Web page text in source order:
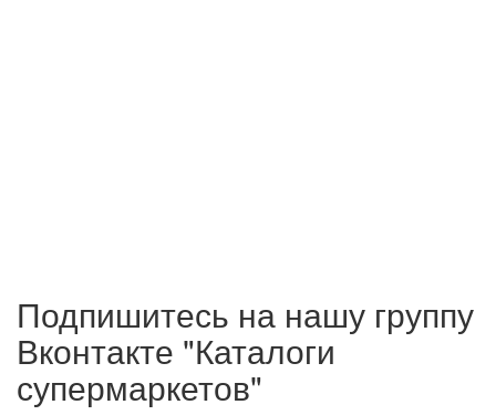
Подпишитесь на нашу группу
Вконтакте "Каталоги
супермаркетов"